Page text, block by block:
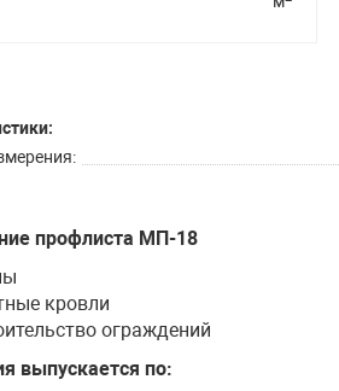
профлиста МП-18
кровли
ограждений
выпускается по: